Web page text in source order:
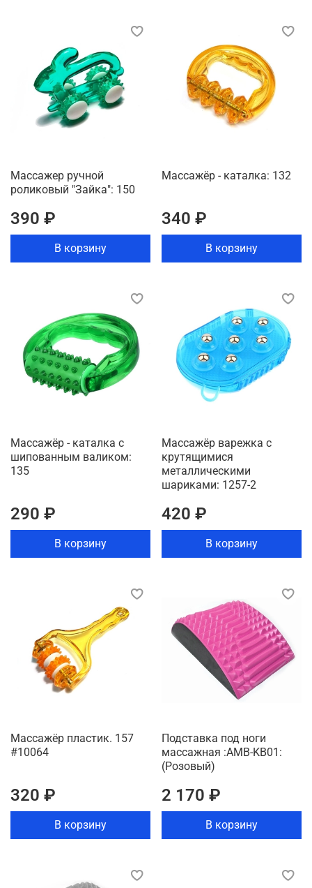
Массажер ручной
роликовый "Зайка": 150
390 ₽
В корзину
Массажёр - каталка: 132
340 ₽
В корзину
Массажёр - каталка с
шипованным валиком:
135
290 ₽
В корзину
Массажёр варежка с
крутящимися
металлическими
шариками: 1257-2
420 ₽
В корзину
Массажёр пластик. 157
#10064
320 ₽
В корзину
Подставка под ноги
массажная :AMB-KB01:
(Розовый)
2 170 ₽
В корзину